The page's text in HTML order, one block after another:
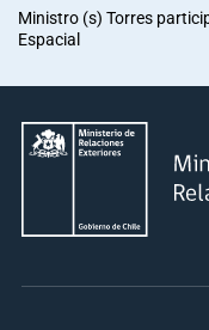
Ministro (s) Torres
Espacial